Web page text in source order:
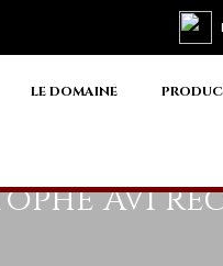
LE DOMAINE
Avi